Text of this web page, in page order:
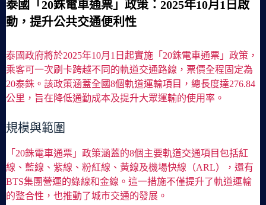
泰國「20銖電車通票」政策：2025年10月1日啟
動，提升公共交通便利性
泰國政府將於2025年10月1日起實施「20銖電車通票」政策，
乘客可一次刷卡跨越不同的軌道交通路線，票價全程固定為
20泰銖。該政策涵蓋全國8個軌道運輸項目，總長度達276.84
公里，旨在降低通勤成本及提升大眾運輸的使用率。
規模與範圍
「20銖電車通票」政策涵蓋的8個主要軌道交通項目包括紅
線、藍線、紫線、粉紅線、黃線及機場快線（ARL），還有
BTS集團營運的綠線和金線。這一措施不僅提升了軌道運輸
的整合性，也推動了城市交通的發展。